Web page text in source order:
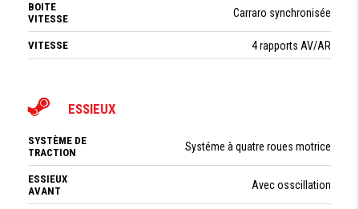
BOITE
VITESSE
Carraro synchronisée
VITESSE 4 rapports AV/AR
ESSIEUX
SYSTÈME DE
TRACTION
Systéme à quatre roues motrice
ESSIEUX
AVANT
Avec osscillation